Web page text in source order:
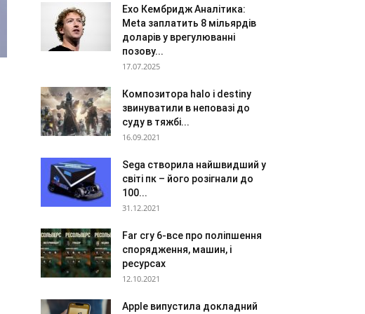
Ехо Кембридж Аналітика:
Meta заплатить 8 мільярдів
доларів у врегулюванні
позову...
17.07.2025
Композитора halo і destiny
звинуватили в неповазі до
суду в тяжбі...
16.09.2021
Sega створила найшвидший у
світі пк – його розігнали до
100...
31.12.2021
Far cry 6-все про поліпшення
спорядження, машин, і
ресурсах
12.10.2021
Apple випустила докладний